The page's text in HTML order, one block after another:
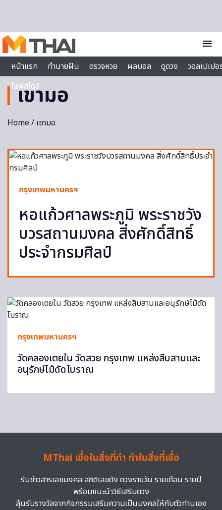
menu
หน้าแรก
ทำนายฝัน ตรวจหวย ผลบอล ดูดวง
วอลเปเป
ไลฟ์สไตล์
เขามอ
Home/ เขามอ
กรุงเทพมหานครฯ
หอแก้วศาลพระภูมิ พระราชวัง
บวรสถานมงคล สิ่งศักดิ์สิทธิ์
ประจำกรมศิลป์
กรุงเทพมหานครฯ
วัดคลองเตยใน วัดสวย กรุงเทพ แหล่งสืบสานและ
อนุรักษ์ไม้ดัดโบราณ
MThai เชื่อในสิ่งที่ทำ ทำในสิ่งที่เชื่อ
รับข่าวสารเลขมงคล สถิติเลขดัง ดวงรายวัน รายเดือน รายปี
พร้อมแนะนำวิธีเสริมดวง
ลุ้นรับรางวัลจากกิจกรรมเสริมความเป็นมงคลให้กับตัวท่านเอง